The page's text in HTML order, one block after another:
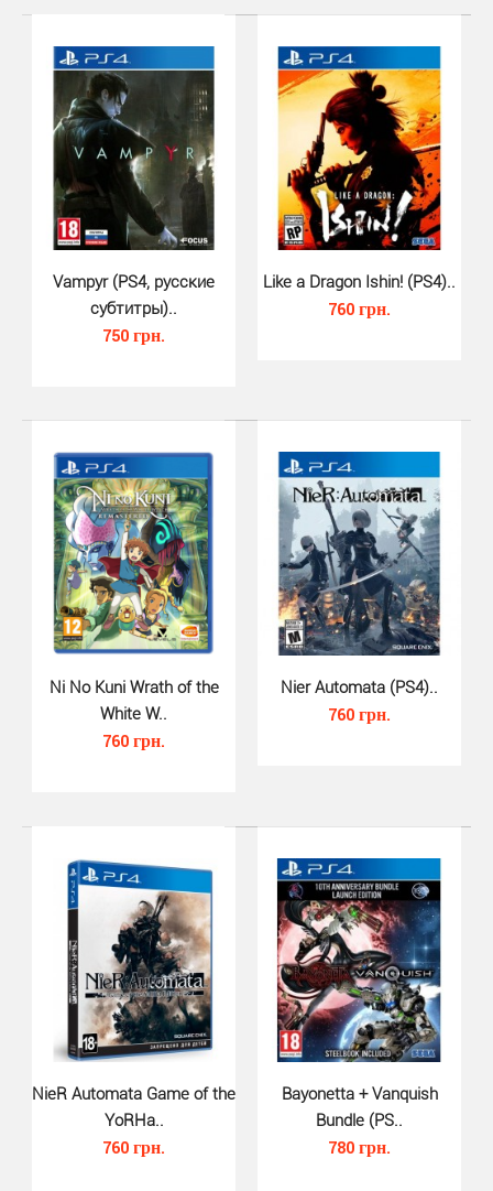
Titan Quest (PS4)..
520 грн.
легендарным м..
530 грн.
The Surge 2 PS4 - сиквел футуристического экшена в
духе Dark Souls, разработанный компанией Deck13. ..
Vampyr (PS4, русские
субтитры)..
750 грн.
Like a Dragon Ishin! (PS4)..
760 грн.
Ni No Kuni Wrath of the
White W..
760 грн.
Nier Automata (PS4)..
760 грн.
NieR Automata Game of the
YoRHa..
760 грн.
Bayonetta + Vanquish
Bundle (PS..
780 грн.